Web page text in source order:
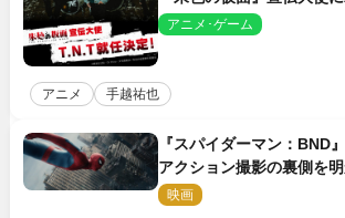
アニメ･ゲーム
アニメ 手越祐也
『スパイダーマン：BND
アクション撮影の裏側を
映画